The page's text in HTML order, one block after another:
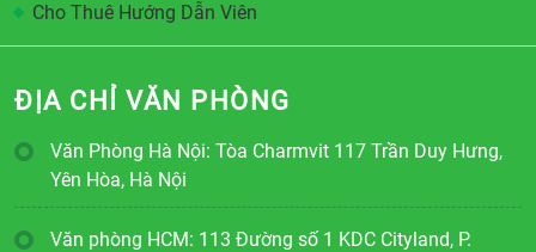
Cho Thuê Hướng Dẫn Viên
ĐỊA CHỈ VĂN PHÒNG
Văn Phòng Hà Nội: Tòa Charmvit 117 Trần Duy Hưng,
Yên Hòa, Hà Nội
Văn phòng HCM: 113 Đường số 1 KDC Cityland, P.